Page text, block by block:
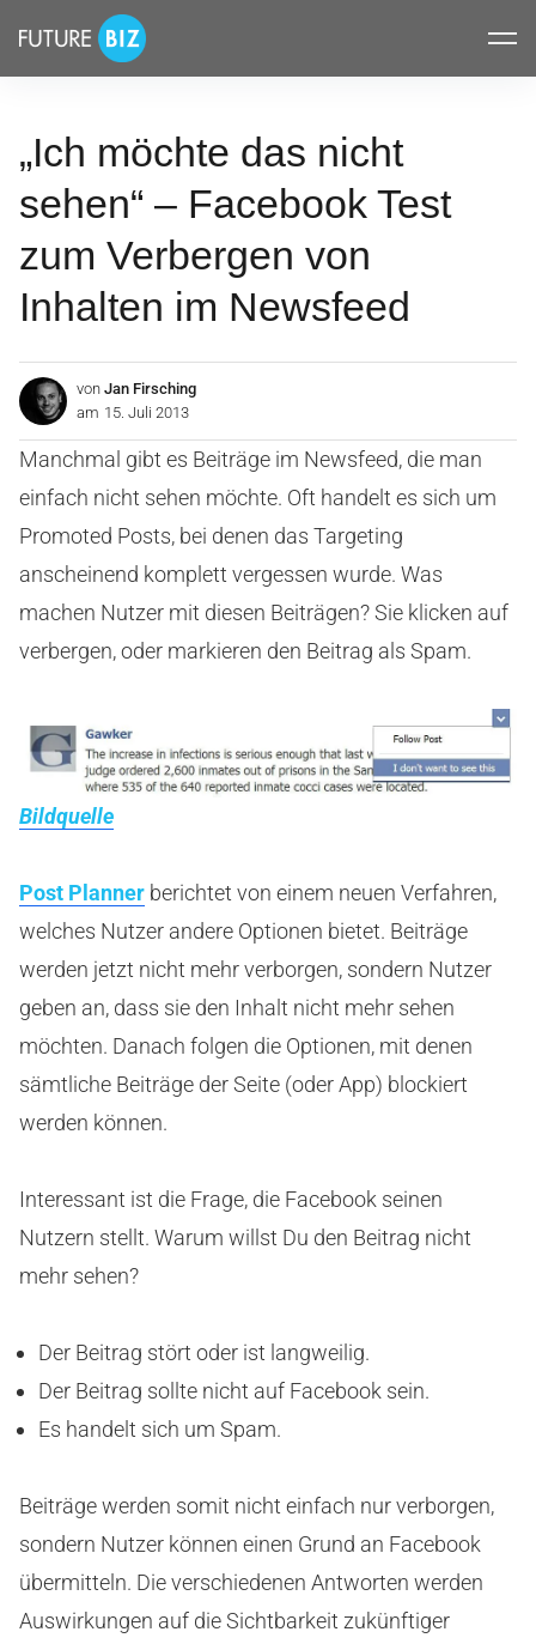
überspringen
FUTUREBIZ
„Ich möchte das nicht
sehen“ – Facebook Test
zum Verbergen von
Inhalten im Newsfeed
von Jan Firsching
am 15. Juli 2013
Manchmal gibt es Beiträge im Newsfeed, die man
einfach nicht sehen möchte. Oft handelt es sich um
Promoted Posts, bei denen das Targeting
anscheinend komplett vergessen wurde. Was
machen Nutzer mit diesen Beiträgen? Sie klicken auf
verbergen, oder markieren den Beitrag als Spam.
Bildquelle
Post Planner berichtet von einem neuen Verfahren,
welches Nutzer andere Optionen bietet. Beiträge
werden jetzt nicht mehr verborgen, sondern Nutzer
geben an, dass sie den Inhalt nicht mehr sehen
möchten. Danach folgen die Optionen, mit denen
sämtliche Beiträge der Seite (oder App) blockiert
werden können.
Interessant ist die Frage, die Facebook seinen
Nutzern stellt. Warum willst Du den Beitrag nicht
mehr sehen?
Der Beitrag stört oder ist langweilig.
Der Beitrag sollte nicht auf Facebook sein.
Es handelt sich um Spam.
Beiträge werden somit nicht einfach nur verborgen,
sondern Nutzer können einen Grund an Facebook
übermitteln. Die verschiedenen Antworten werden
Auswirkungen auf die Sichtbarkeit zukünftiger